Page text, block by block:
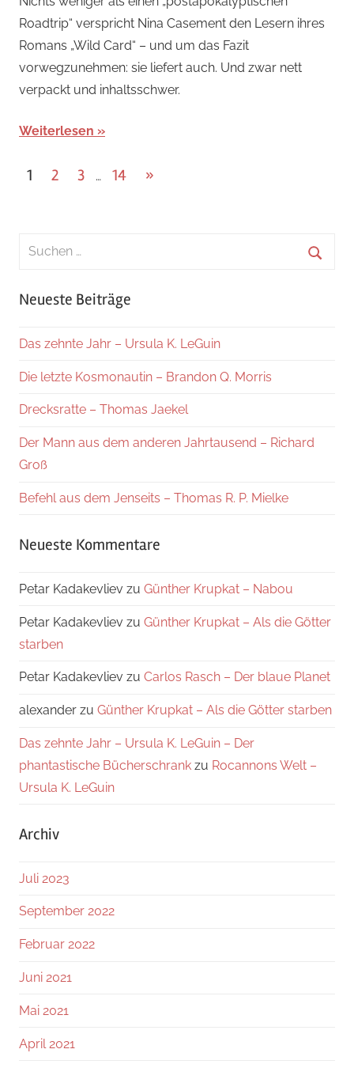
Roadtrip“ verspricht Nina Casement den Lesern ihres
Romans „Wild Card“ – und um das Fazit
vorwegzunehmen: sie liefert auch. Und zwar nett
verpackt und inhaltsschwer.
Weiterlesen
Seitennummerierung
1 2 3 … 14
Nächste
»
Suchen
Neueste Beiträge
Das zehnte Jahr – Ursula K. LeGuin
Die letzte Kosmonautin – Brandon Q. Morris
Drecksratte – Thomas Jaekel
Der Mann aus dem anderen Jahrtausend – Richard
Groß
Befehl aus dem Jenseits – Thomas R. P. Mielke
Neueste Kommentare
Petar Kadakevliev zu Günther Krupkat – Nabou
Petar Kadakevliev zu Günther Krupkat – Als die Götter
starben
Petar Kadakevliev zu Carlos Rasch – Der blaue Planet
alexander zu Günther Krupkat – Als die Götter starben
Das zehnte Jahr – Ursula K. LeGuin – Der
phantastische Bücherschrank zu Rocannons Welt –
Ursula K. LeGuin
Archiv
Juli 2023
September 2022
Februar 2022
Juni 2021
Mai 2021
April 2021